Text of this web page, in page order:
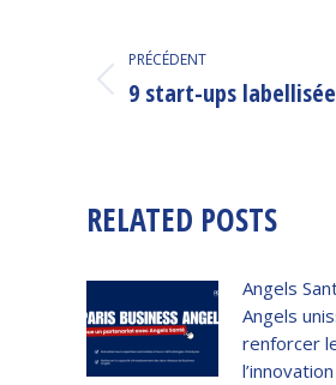
NAVIGATION
ARTICLE
PRÉCÉDENT
Article
9 start-ups
RELATED POSTS
Angels
Angels
renforcer